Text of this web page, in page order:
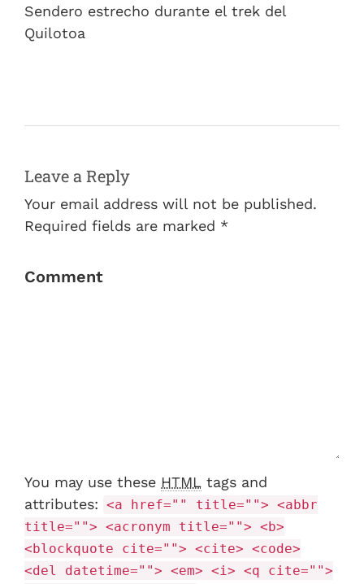
Sendero estrecho durante el trek del
Quilotoa
Leave a Reply
Your email address will not be published.
Required fields are marked *
Comment
You may use these HTML tags and
attributes: <a href="" title=""> <abbr
title=""> <acronym title=""> <b>
<blockquote cite=""> <cite> <code>
<del datetime=""> <em> <i> <q cite="">